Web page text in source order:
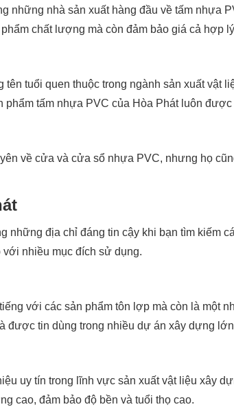
những nhà sản xuất hàng đầu về tấm nhựa
chất lượng mà còn đảm bảo giá cả hợp
tên tuổi quen thuộc trong ngành sản xuất
phẩm tấm nhựa PVC của Hòa Phát luôn
về cửa và cửa sổ nhựa PVC, nhưng họ
những địa chỉ đáng tin cậy khi bạn tìm kiếm
nhiều mục đích sử dụng.
với các sản phẩm tôn lợp mà còn là một
được tin dùng trong nhiều dự án xây dựng
uy tín trong lĩnh vực sản xuất vật liệu xây
cao, đảm bảo độ bền và tuổi thọ cao.